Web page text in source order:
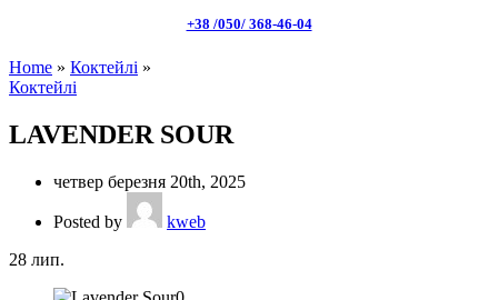
+38 /050/ 368-46-04
Home » Коктейлі »
Коктейлі
LAVENDER SOUR
четвер березня 20th, 2025
Posted by
kweb
28 лип.